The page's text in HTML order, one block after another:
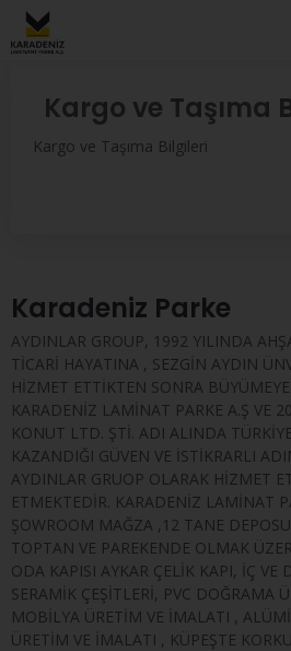
Kargo ve Taşıma
Kargo ve Taşıma Bilgileri
Karadeniz Parke
AYDINLAR GROUP, 1992 YILINDA
TİCARİ HAYATINA , SEZGİN AYDIN
HİZMET ETTİKTEN SONRA
KARADENİZ LAMİNAT PARKE A.Ş VE
KONUT LTD. ŞTİ. ADI ALINDA
KAZANDIĞI GÜVEN VE İSTİKRARLI
AYDINLAR GRUOP OLARAK HİZMET
ETMEKTEDİR. KARADENİZ LAMİNAT
ŞOWROOM MAĞZA ,12 TANE
TOPTAN VE PAREKENDE OLMAK
ODA KAPISI AYKAR ÇELİK KAPI, İÇ VE
SERAMİK ÇEŞİTLERİ, PVC DOĞRAMA
MOBİLYA ÜRETİM VE İMALATI ,
ÜRETİM VE İMALATI , KÜPEŞTE